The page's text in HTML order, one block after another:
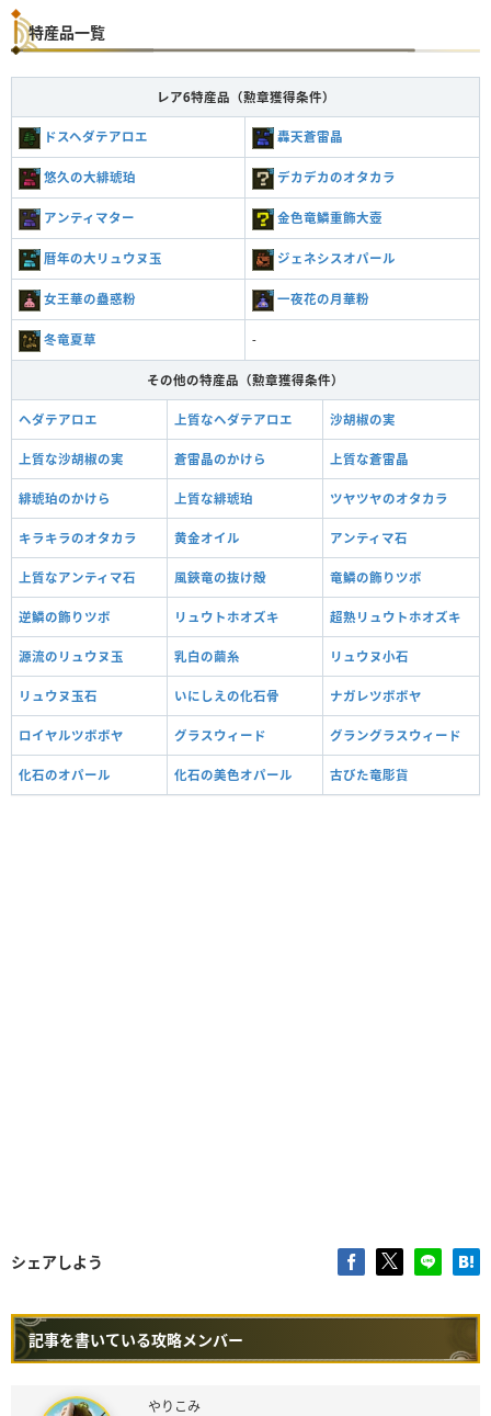
特産品一覧
レア6特産品（勲章獲得条件）
ドスヘダテアロエ 轟天蒼雷晶
悠久の大緋琥珀 デカデカのオタカラ
アンティマター 金色竜鱗重飾大壺
暦年の大リュウヌ玉 ジェネシスオパール
女王華の蠱惑粉 一夜花の月華粉
冬竜夏草 -
その他の特産品（勲章獲得条件）
ヘダテアロエ 上質なヘダテアロエ 沙胡椒の実
上質な沙胡椒の実 蒼雷晶のかけら 上質な蒼雷晶
緋琥珀のかけら 上質な緋琥珀 ツヤツヤのオタカラ
キラキラのオタカラ 黄金オイル アンティマ石
上質なアンティマ石 風鋏竜の抜け殻 竜鱗の飾りツボ
逆鱗の飾りツボ リュウトホオズキ 超熟リュウトホオズキ
源流のリュウヌ玉 乳白の繭糸 リュウヌ小石
リュウヌ玉石 いにしえの化石骨 ナガレツボボヤ
ロイヤルツボボヤ グラスウィード グラングラスウィード
化石のオパール 化石の美色オパール 古びた竜彫貨
シェアしよう
記事を書いている攻略メンバー
やりこみ